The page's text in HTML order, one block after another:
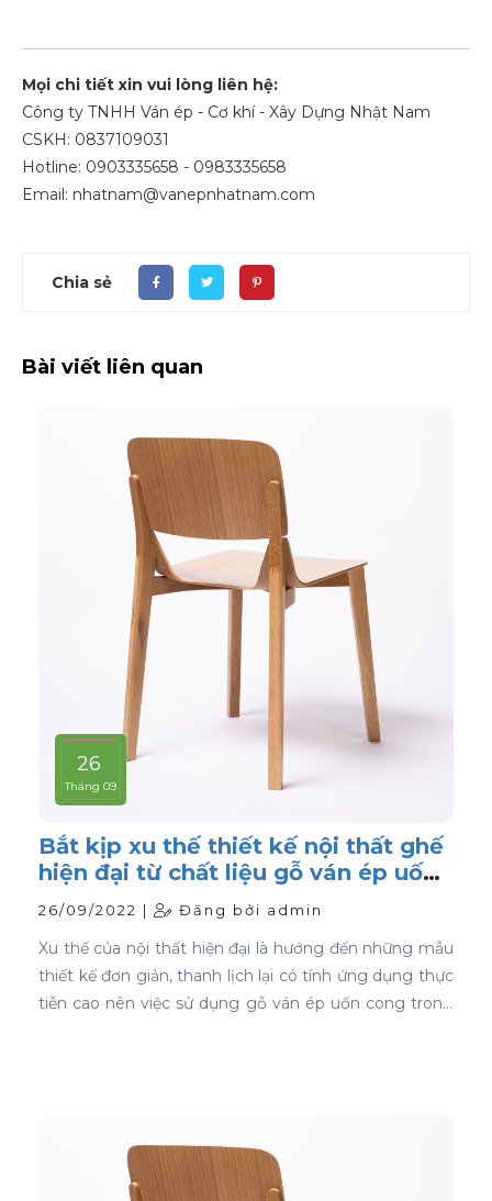
Mọi chi tiết xin vui lòng liên hệ:
Công ty TNHH Ván ép - Cơ khí - Xây Dựng Nhật Nam
CSKH: 0837109031
Hotline: 0903335658 - 0983335658
Email: nhatnam@vanepnhatnam.com
Chia sẻ
Bài viết liên quan
26
Tháng 09
Bắt kịp xu thế thiết kế nội thất ghế
hiện đại từ chất liệu gỗ ván ép uốn
cong
26/09/2022 | Đăng bởi admin
Xu thế của nội thất hiện đại là hướng đến những mẫu
thiết kế đơn giản, thanh lịch lại có tính ứng dụng thực
tiễn cao nên việc sử dụng gỗ ván ép uốn cong trong